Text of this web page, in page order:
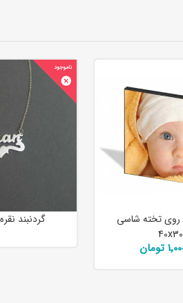
تخته شاسی
40x30
تومان
گردنبند